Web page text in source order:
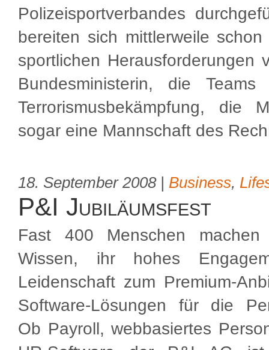
Polizeisportverbandes
bereiten sich mittlerweile
sportlichen
Bundesministerin, die
Terrorismusbekämpfung, die
sogar eine Mannschaft des
18. September 2008 | Business,
P&I Jubiläumsfest
Fast 400 Menschen
Wissen, ihr hohes
Leidenschaft zum Premium-
Software-Lösungen für die
Ob Payroll, webbasiertes